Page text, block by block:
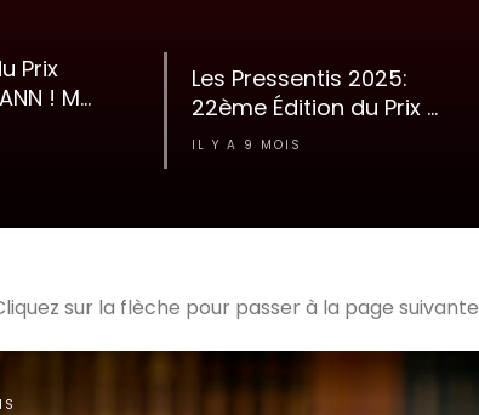
Prix
! M...
Les Pressentis 2025:
22ème Édition du Prix ...
sur la flèche pour passer à la page suivante